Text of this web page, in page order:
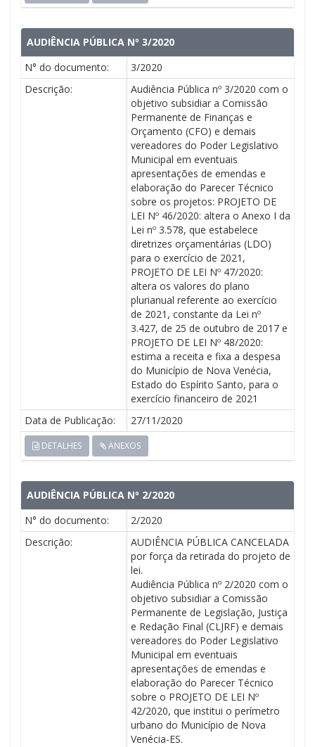
AUDIÊNCIA PÚBLICA Nº 3/2020
N° do documento:
3/2020
Descrição:
Audiência Pública nº 3/2020 com o
objetivo subsidiar a Comissão
Permanente de Finanças e
Orçamento (CFO) e demais
vereadores do Poder Legislativo
Municipal em eventuais
apresentações de emendas e
elaboração do Parecer Técnico
sobre os projetos: PROJETO DE
LEI Nº 46/2020: altera o Anexo I da
Lei nº 3.578, que estabelece
diretrizes orçamentárias (LDO)
para o exercício de 2021,
PROJETO DE LEI Nº 47/2020:
altera os valores do plano
plurianual referente ao exercício
de 2021, constante da Lei nº
3.427, de 25 de outubro de 2017 e
PROJETO DE LEI Nº 48/2020:
estima a receita e fixa a despesa
do Município de Nova Venécia,
Estado do Espírito Santo, para o
exercício financeiro de 2021
Data de Publicação:
27/11/2020
DETALHES ANEXOS
AUDIÊNCIA PÚBLICA Nº 2/2020
N° do documento:
2/2020
Descrição:
AUDIÊNCIA PÚBLICA CANCELADA
por força da retirada do projeto de
lei.
Audiência Pública nº 2/2020 com o
objetivo subsidiar a Comissão
Permanente de Legislação, Justiça
e Redação Final (CLJRF) e demais
vereadores do Poder Legislativo
Municipal em eventuais
apresentações de emendas e
elaboração do Parecer Técnico
sobre o PROJETO DE LEI Nº
42/2020, que institui o perímetro
urbano do Município de Nova
Venécia-ES.